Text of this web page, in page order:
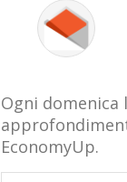
Ogni domenica
EconomyUp.